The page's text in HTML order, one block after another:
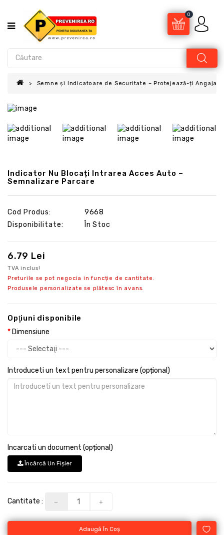
0
Semne și Indicatoare de Securitate – Protejează-ți
Indicator Nu Blocați Intrarea Acces Auto –
Semnalizare Parcare
Cod Produs:
9668
Disponibilitate:
În Stoc
6.79 Lei
TVA inclus!
Preturile se pot negocia in funcție de cantitate.
Produsele personalizate se plătesc în avans.
Opţiuni disponibile
Dimensiune
Introduceti un text pentru personalizare (opțional)
Incarcati un document (opțional)
Încărcă Un Fişier
Cantitate :
Adaugă În Coş